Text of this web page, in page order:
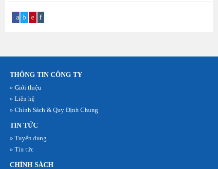
THÔNG TIN CÔNG TY
» Giới thiệu
» Liên hệ
» Chính Sách & Quy Định Chung
TIN TỨC
» Tuyển dụng
» Tin tức
CHÍNH SÁCH